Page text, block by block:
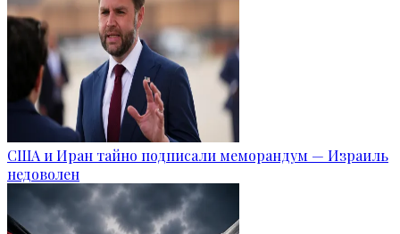
США и Иран тайно подписали меморандум — Израиль
недоволен